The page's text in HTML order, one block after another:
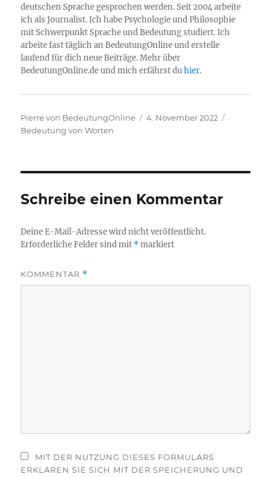
deutschen Sprache gesprochen werden. Seit 2004 arbeite
ich als Journalist. Ich habe Psychologie und Philosophie
mit Schwerpunkt Sprache und Bedeutung studiert. Ich
arbeite fast täglich an BedeutungOnline und erstelle
laufend für dich neue Beiträge. Mehr über
BedeutungOnline.de und mich erfährst duhier.
Autor
Pierre von BedeutungOnline
Veröffentlicht
4. November 2022
Bedeutung von Worten
Schreibe einen Kommentar
Deine E-Mail-Adresse wird nicht veröffentlicht.
Erforderliche Felder sind mit *markiert
KOMMENTAR *
MIT DER NUTZUNG DIESES FORMULARS
ERKLÄREN SIE SICH MIT DER SPEICHERUNG UND